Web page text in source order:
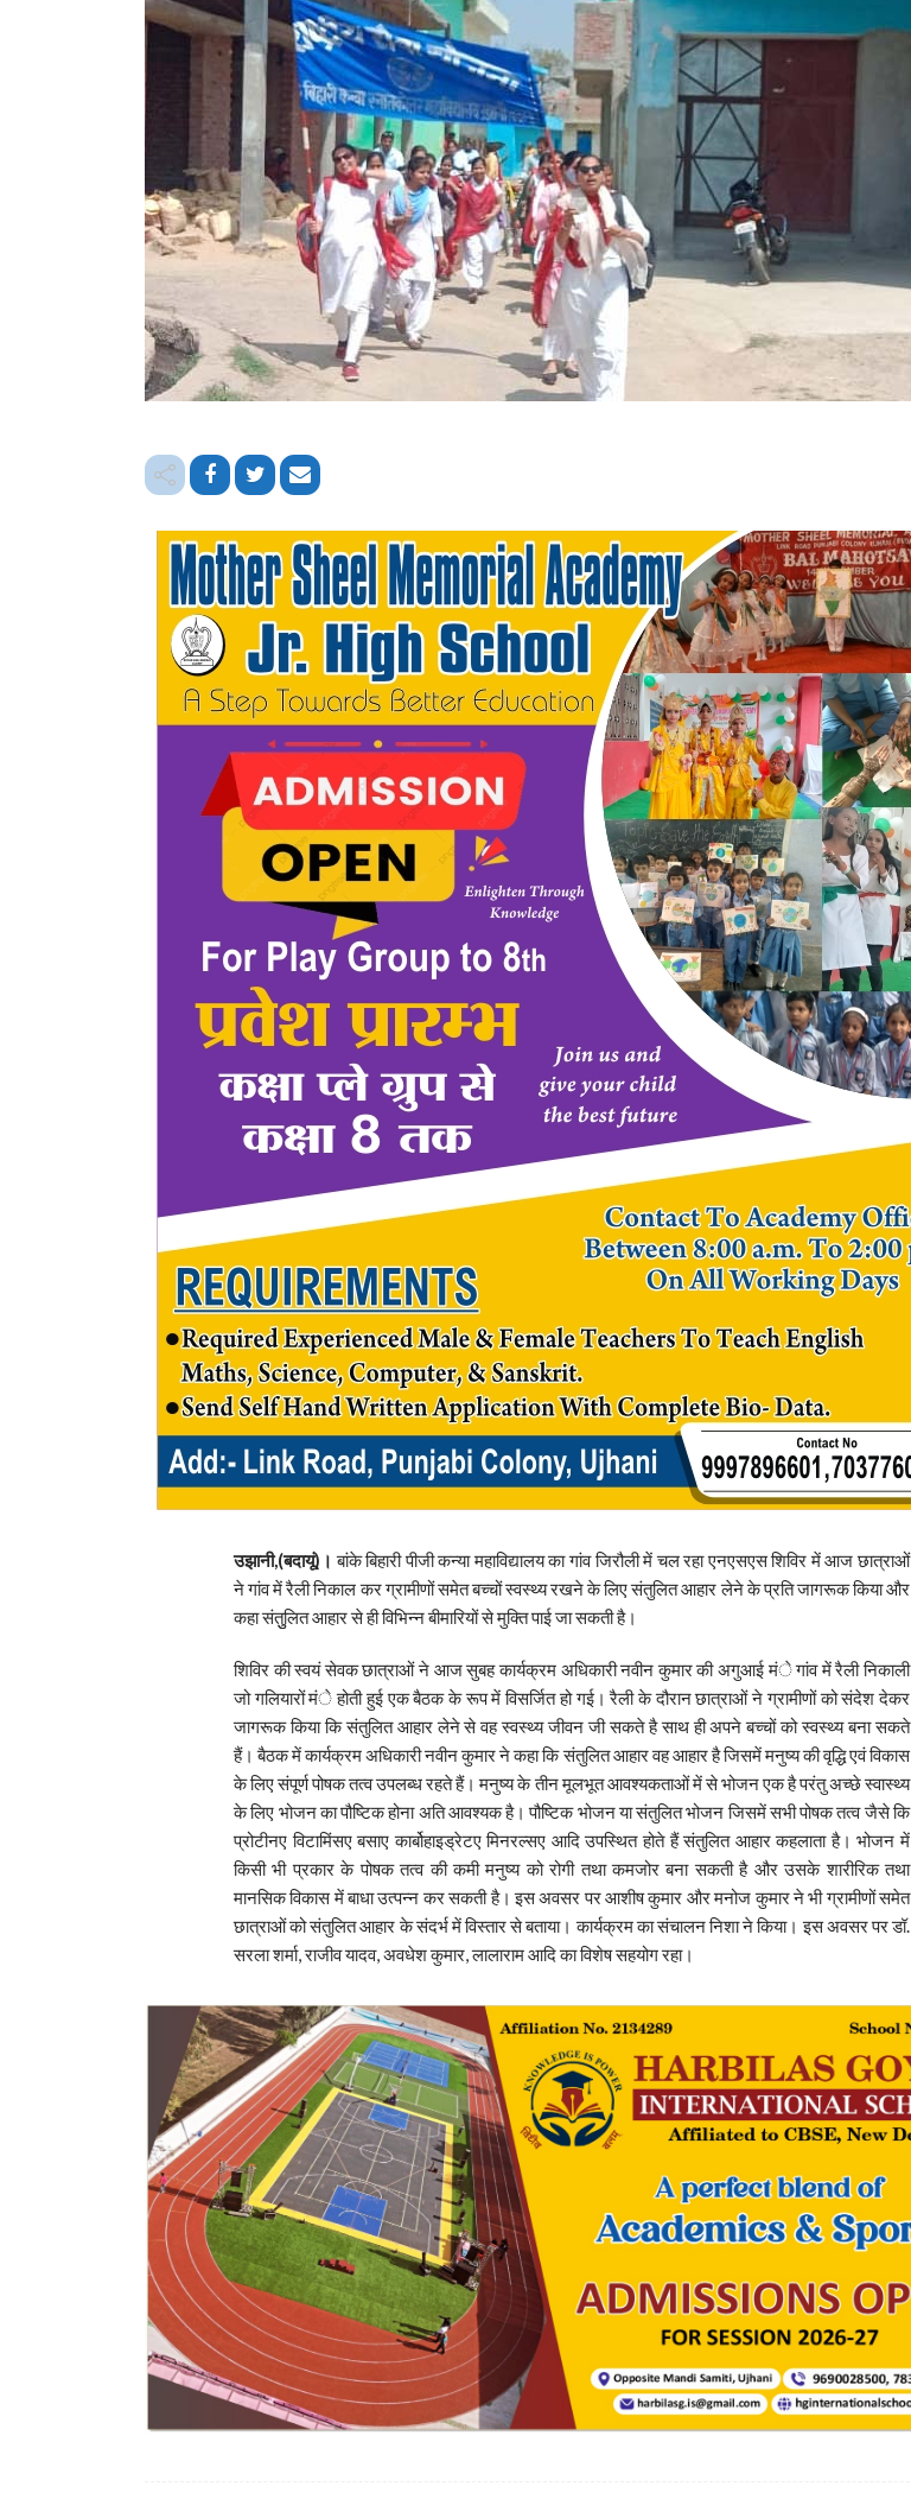
उझानी,(बदायूं)। बांके बिहारी पीजी कन्या महाविद्यालय का गांव जिरौली में चल रहा एनएसएस शिविर में आज छात्राओं
ने गांव में रैली निकाल कर ग्रामीणों समेत बच्चों स्वस्थ्य रखने के लिए संतुलित आहार लेने के प्रति जागरूक किया और
कहा संतुुलित आहार से ही विभिन्न बीमारियों से मुक्ति पाई जा सकती है।
शिविर की स्वयं सेवक छात्राओं ने आज सुबह कार्यक्रम अधिकारी नवीन कुमार की अगुआई मंे गांव में रैली निकाली
जो गलियारों मंे होती हुई एक बैठक के रूप में विसर्जित हो गई। रैली के दौरान छात्राओं ने ग्रामीणों को संदेश देकर
जागरूक किया कि संतुलित आहार लेने से वह स्वस्थ्य जीवन जी सकते है साथ ही अपने बच्चों को स्वस्थ्य बना सकते
हैं। बैठक में कार्यक्रम अधिकारी नवीन कुमार ने कहा कि संतुलित आहार वह आहार है जिसमें मनुष्य की वृद्धि एवं विकास
के लिए संपूर्ण पोषक तत्व उपलब्ध रहते हैं। मनुष्य के तीन मूलभूत आवश्यकताओं में से भोजन एक है परंतु अच्छे स्वास्थ्य
के लिए भोजन का पौष्टिक होना अति आवश्यक है। पौष्टिक भोजन या संतुलित भोजन जिसमें सभी पोषक तत्व जैसे कि
प्रोटीनए विटामिंसए बसाए कार्बोहाइड्रेटए मिनरल्सए आदि उपस्थित होते हैं संतुलित आहार कहलाता है। भोजन में
किसी भी प्रकार के पोषक तत्व की कमी मनुष्य को रोगी तथा कमजोर बना सकती है और उसके शारीरिक तथा
मानसिक विकास में बाधा उत्पन्न कर सकती है। इस अवसर पर आशीष कुमार और मनोज कुमार ने भी ग्रामीणों समेत
छात्राओं को संतुलित आहार के संदर्भ में विस्तार से बताया। कार्यक्रम का संचालन निशा ने किया। इस अवसर पर डॉ.
सरला शर्मा, राजीव यादव, अवधेश कुमार, लालाराम आदि का विशेष सहयोग रहा।